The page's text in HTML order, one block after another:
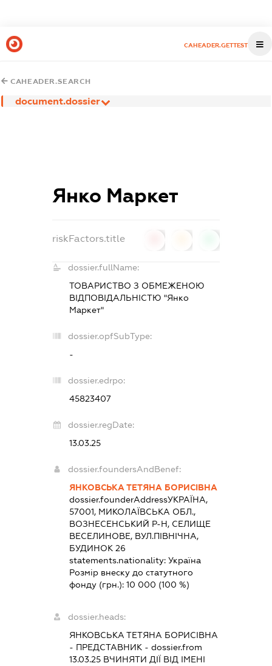
CAHEADER.GETTEST
CAHEADER.SEARCH
document.dossier
Янко Маркет
riskFactors.title
dossier.fullName:
ТОВАРИСТВО З ОБМЕЖЕНОЮ
ВІДПОВІДАЛЬНІСТЮ "Янко
Маркет"
dossier.opfSubType:
-
dossier.edrpo:
45823407
dossier.regDate:
13.03.25
dossier.foundersAndBenef:
ЯНКОВСЬКА ТЕТЯНА БОРИСІВНА
dossier.founderAddressУКРАЇНА,
57001, МИКОЛАЇВСЬКА ОБЛ.,
ВОЗНЕСЕНСЬКИЙ Р-Н, СЕЛИЩЕ
ВЕСЕЛИНОВЕ, ВУЛ.ПІВНІЧНА,
БУДИНОК 26
statements.nationality:Україна
Розмір внеску до статутного
фонду (грн.):10 000 (100 %)
dossier.heads:
ЯНКОВСЬКА ТЕТЯНА БОРИСІВНА
- ПРЕДСТАВНИК - dossier.from
13.03.25 ВЧИНЯТИ ДІЇ ВІД ІМЕНІ